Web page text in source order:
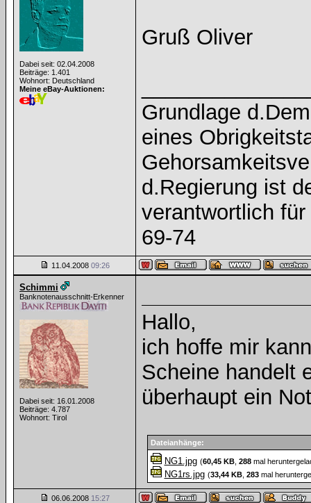
Dabei seit: 02.04.2008
Beiträge: 1.401
Wohnort: Deutschland
Meine eBay-Auktionen:
Gruß Oliver
Grundlage
eines
d.Regierung ist
verantwortlich
69-74
11.04.2008 09:26
Schimmi
Banknotenausschnitt-Erkenner
Dabei seit: 16.01.2008
Beiträge: 4.787
Wohnort: Tirol
Hallo,
ich hoffe mir
Scheine handelt
überhaupt ein
Dateianhänge:
NG1.jpg (60,45 KB, 288mal
NG1rs.jpg (33,44 KB, 283mal
06.06.2008 15:27